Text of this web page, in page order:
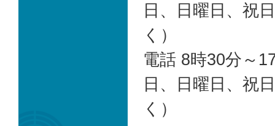
日、日曜日、祝
く）
電話 8時30分～
日、日曜日、祝
く）